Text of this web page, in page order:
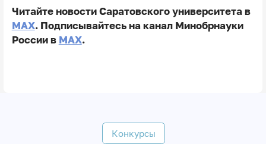
Читайте новости Саратовского университета в
MAX. Подписывайтесь на канал Минобрнауки
России в MAX.
Конкурсы